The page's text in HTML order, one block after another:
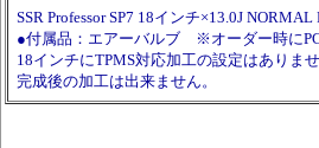
SSR Professor SP7 18インチ×13.0J
●付属品：エアーバルブ ※オーダー時に
18インチにTPMS対応加工の設定はありま
完成後の加工は出来ません。